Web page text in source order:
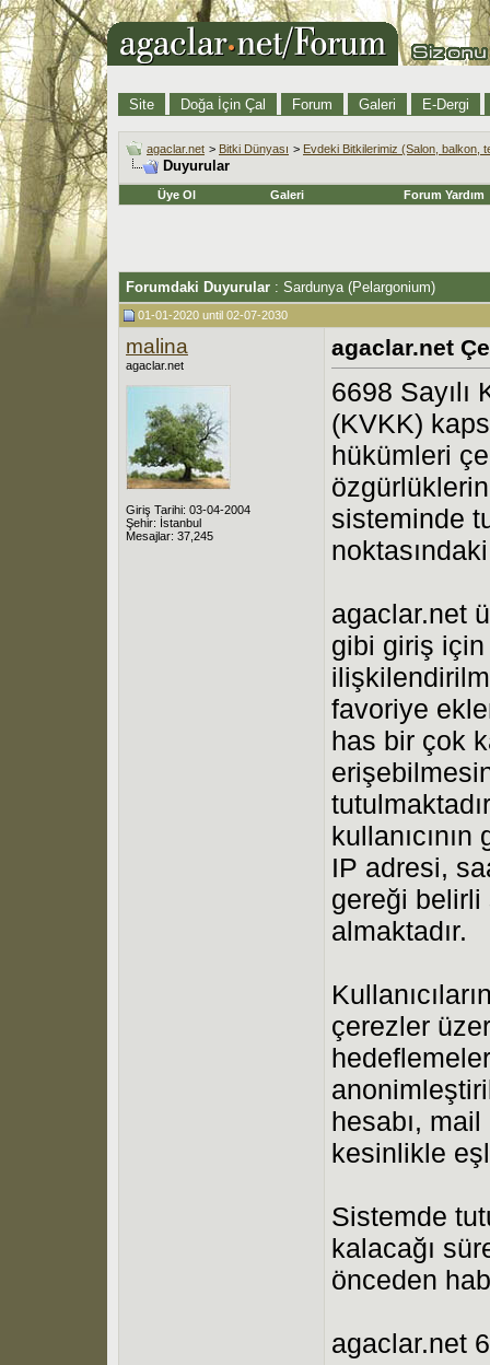
Site Doğa İçin Çal Forum Galeri E-Dergi
agaclar.net > Bitki Dünyası > Evdeki Bitkilerimiz (Salon, balkon,
Duyurular
Üye Ol Galeri Forum Yardım
Forumdaki Duyurular : Sardunya (Pelargonium)
01-01-2020 until 02-07-2030
malina
agaclar.net
Giriş Tarihi: 03-04-2004
Şehir: İstanbul
Mesajlar: 37,245
agaclar.net
6698 Sayılı
(KVKK)
hükümleri
sisteminde
agaclar.net
gibi giriş için
favoriye
has bir çok
IP adresi,
gereği belirli
almaktadır.
çerezler
hesabı,
kesinlikle
Sistemde
kalacağı
önceden
agaclar.net